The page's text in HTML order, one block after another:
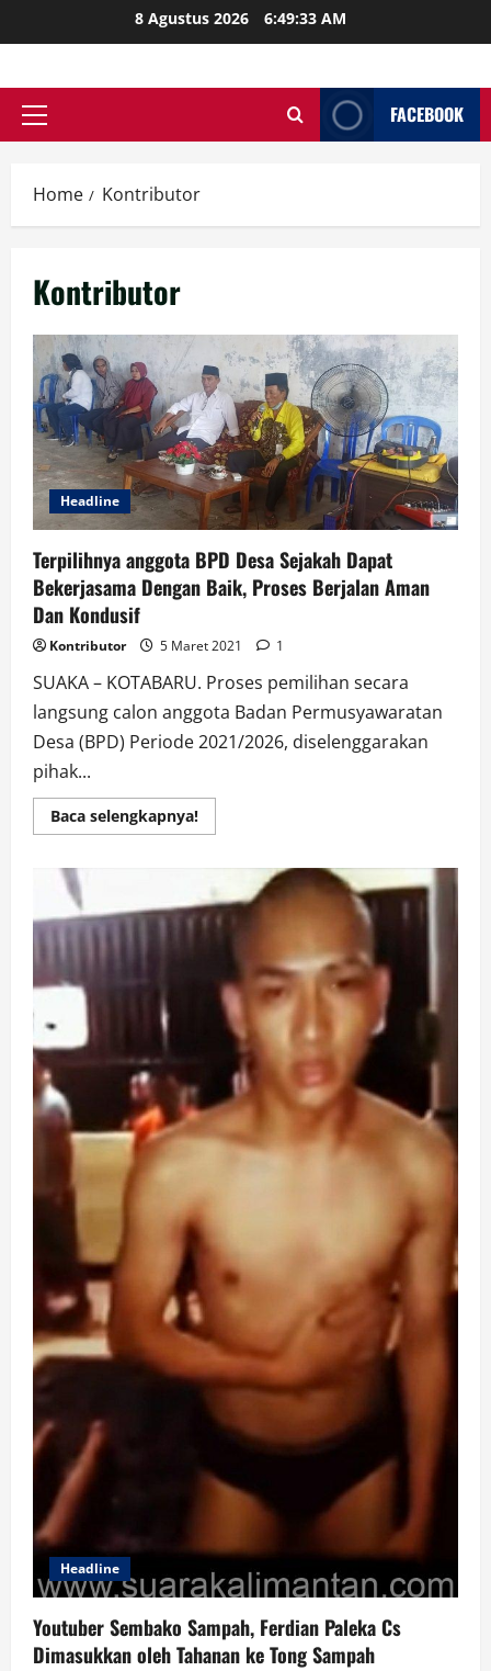
to
8 Agustus 2026 6:49:34 AM
Primary
FACEBOOK
Home Kontributor
Kontributor
Headline
Terpilihnya anggota BPD Desa Sejakah Dapat
Bekerjasama Dengan Baik, Proses Berjalan Aman
Dan Kondusif
Kontributor 5 Maret 2021 1
SUAKA – KOTABARU. Proses pemilihan secara
langsung calon anggota Badan Permusyawaratan
Desa (BPD) Periode 2021/2026, diselenggarakan
pihak...
Baca selengkapnya!Read
more
BPD
Desa
Sejakah
Bekerjasama
Baik,
Proses
Berjalan
Aman
Kondusif
Headline
Youtuber Sembako Sampah, Ferdian Paleka Cs
Dimasukkan oleh Tahanan ke Tong Sampah